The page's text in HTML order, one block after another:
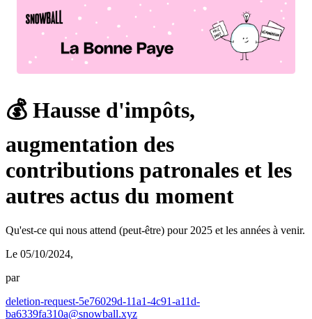
💰 Hausse d'impôts,
augmentation des
contributions patronales et les
autres actus du moment
Qu'est-ce qui nous attend (peut-être) pour 2025 et les années à venir.
Le 05/10/2024,
par
deletion-request-5e76029d-11a1-4c91-a11d-
ba6339fa310a@snowball.xyz